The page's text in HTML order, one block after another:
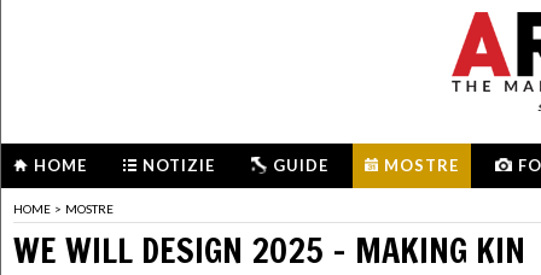
HOME NOTIZIE GUIDE MOSTRE
HOME > MOSTRE
WE WILL DESIGN 2025 – MAKING KIN